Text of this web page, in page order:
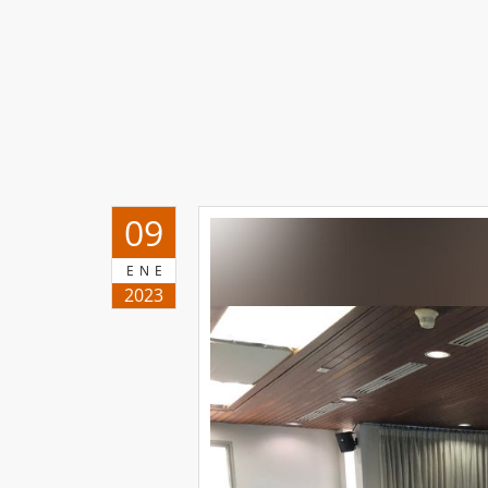
09
ENE
2023